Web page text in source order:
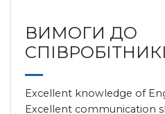
ВИМОГИ ДО
Excellent knowledge of
Excellent communication